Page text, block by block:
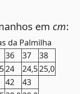
em cm:
da Palmilha
36 37 38
24 24,525,0
42 43